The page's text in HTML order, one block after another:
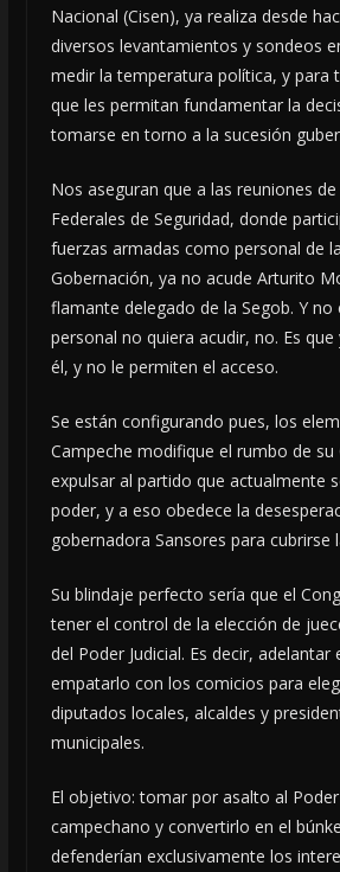
Nacional (Cisen), ya realiza desde
diversos levantamientos y sondeos
medir la temperatura política, y para
que les permitan fundamentar la
tomarse en torno a la sucesión
Nos aseguran que a las reuniones de
Federales de Seguridad, donde
fuerzas armadas como personal de
Gobernación, ya no acude Arturito
flamante delegado de la Segob. Y no
personal no quiera acudir, no. Es
él, y no le permiten el acceso.
Se están configurando pues, los
Campeche modifique el rumbo de su
expulsar al partido que actualmente
poder, y a eso obedece la
gobernadora Sansores para cubrirse
Su blindaje perfecto sería que el
tener el control de la elección de
del Poder Judicial. Es decir, adelantar
empatarlo con los comicios para
diputados locales, alcaldes y
municipales.
El objetivo: tomar por asalto al Poder
campechano y convertirlo en el
defenderían exclusivamente los